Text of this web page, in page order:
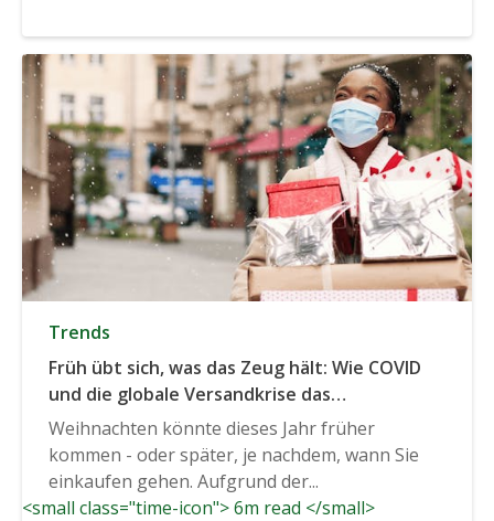
Trends
Früh übt sich, was das Zeug hält: Wie COVID
und die globale Versandkrise das
Verbraucherverhalten zu Weihnachten
beeinflussen werden
Weihnachten könnte dieses Jahr früher
kommen - oder später, je nachdem, wann Sie
einkaufen gehen. Aufgrund der...
<small class="time-icon"> 6m read </small>